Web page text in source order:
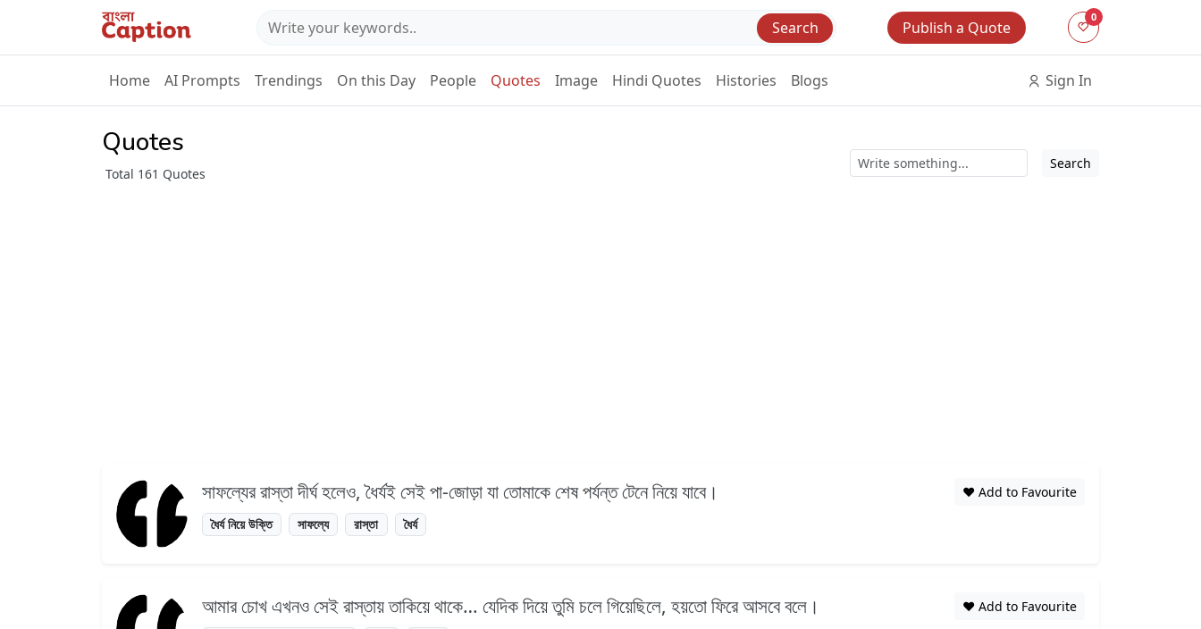
Search Publish a Quote
0
Home AI Prompts Trendings On this Day People Quotes Image Hindi Quotes Histories Blogs Sign In
Quotes
Total 161 Quotes
Search
সাফল্যের রাস্তা দীর্ঘ হলেও, ধৈর্যই সেই পা-জোড়া যা তোমাকে শেষ পর্যন্ত টেনে নিয়ে যাবে।
ধৈর্য নিয়ে উক্তি সাফল্যে রাস্তা ধৈর্য
❤️ Add to Favourite
আমার চোখ এখনও সেই রাস্তায় তাকিয়ে থাকে… যেদিক দিয়ে তুমি চলে গিয়েছিলে, হয়তো ফিরে আসবে বলে। ❤️ Add to Favourite